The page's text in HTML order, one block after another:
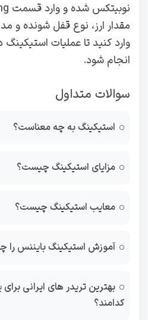
مقدار ارز، نوع قفل شونده و
وارد کنید تا عملیات
انجام شود.
سوالات متداول
استیکینگ به چه معناست؟
مزایای استیکینگ چیست؟
معایب استیکینگ چیست؟
آموزش استیکینگ بایننس را
بهترین تریدر های ایرانی
کدامند؟